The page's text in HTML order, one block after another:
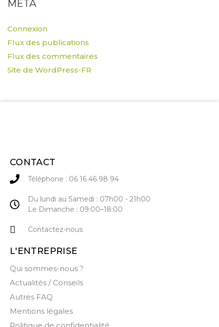
MÉTA
Connexion
Flux des publications
Flux des commentaires
Site de WordPress-FR
CONTACT
Téléphone : 06 16 46 98 94
Du lundi au Samedi : 07h00 - 21h00
Le Dimanche : 09:00–18:00
Contactez-nous
L'ENTREPRISE
Qui sommes-nous ?
Actualités / Conseils
Autres FAQ
Mentions légales
Politique de confidentialité